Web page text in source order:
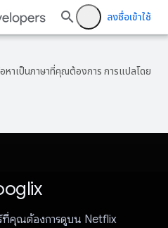
ลงชื่อเข้าใช้
หาเป็นภาษาที่คุณต้องการ การแปลโดย
คุณต้องการดูบน Netflix